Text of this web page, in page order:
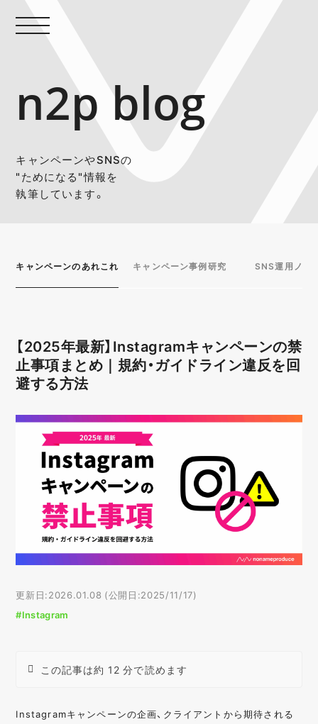
n2p blog
キャンペーンやSNSの
"ためになる"情報を
執筆しています。
キャンペーンのあれこれ キャンペーン事例研究 SNS運用ノウ
【2025年最新】Instagramキャンペーンの禁
止事項まとめ｜規約・ガイドライン違反を回
避する方法
更新日:2026.01.08 (公開日:2025/11/17)
#Instagram
この記事は約 12 分で読めます
Instagramキャンペーンの企画、クライアントから期待される